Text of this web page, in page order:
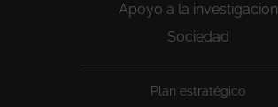
Apoyo a la investigación
Sociedad
Plan estratégico